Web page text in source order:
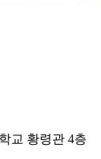
교 황령관 4층